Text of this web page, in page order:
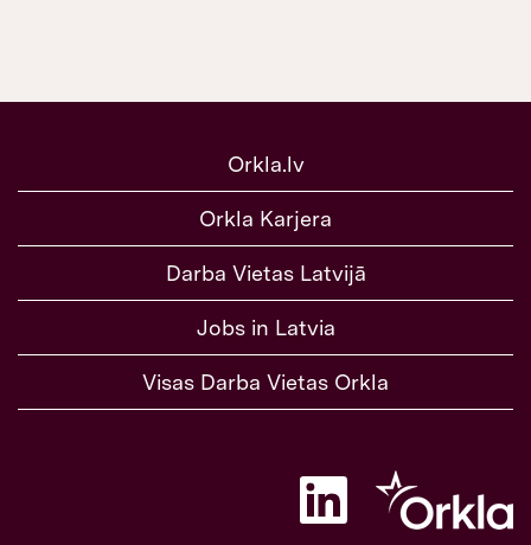
Orkla.lv
Orkla Karjera
Darba Vietas Latvijā
Jobs in Latvia
Visas Darba Vietas Orkla
A
v